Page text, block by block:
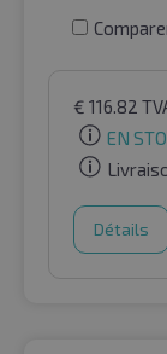
€ 116.82
EN
Détails